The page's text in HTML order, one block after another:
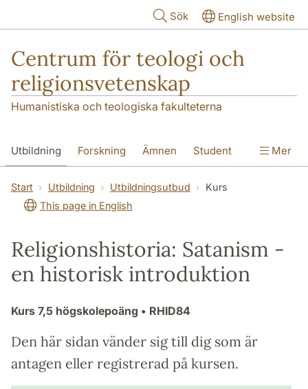
Sök English website
Centrum för teologi och
religionsvetenskap
Humanistiska och teologiska fakulteterna
Utbildning Forskning Ämnen Student
Institutionen
Mer
Start Utbildning Utbildningsutbud
Kurs
This page in English
Religionshistoria: Satanism -
en historisk introduktion
Kurs 7,5 högskolepoäng • RHID84
Den här sidan vänder sig till dig som är
antagen eller registrerad på kursen.